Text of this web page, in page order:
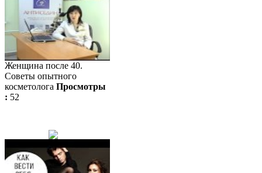
Женщина после 40.
Советы опытного
косметолога Просмотры
: 52